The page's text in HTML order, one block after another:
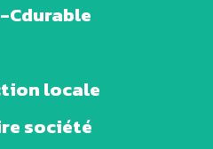
Cdurable
locale
société